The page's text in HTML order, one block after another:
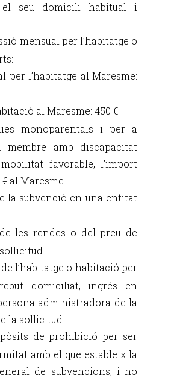
seu domicili habitual i
mensual per l’habitatge o
per l’habitatge al Maresme:
al Maresme: 450 €.
monoparentals i per a
amb discapacitat
favorable, l’import
al Maresme.
la subvenció en una entitat
les rendes o del preu de
l’habitatge o habitació per
domiciliat, ingrés en
administradora de la
sol·licitud.
de prohibició per ser
amb el que estableix la
de subvencions, i no